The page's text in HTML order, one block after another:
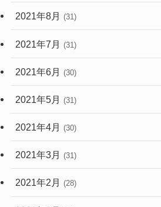
2021年8月 (31)
2021年7月 (31)
2021年6月 (30)
2021年5月 (31)
2021年4月 (30)
2021年3月 (31)
2021年2月 (28)